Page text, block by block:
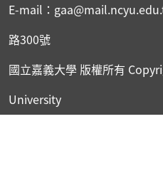
E-mail：
路300號
國立嘉義大學 版權所有
University